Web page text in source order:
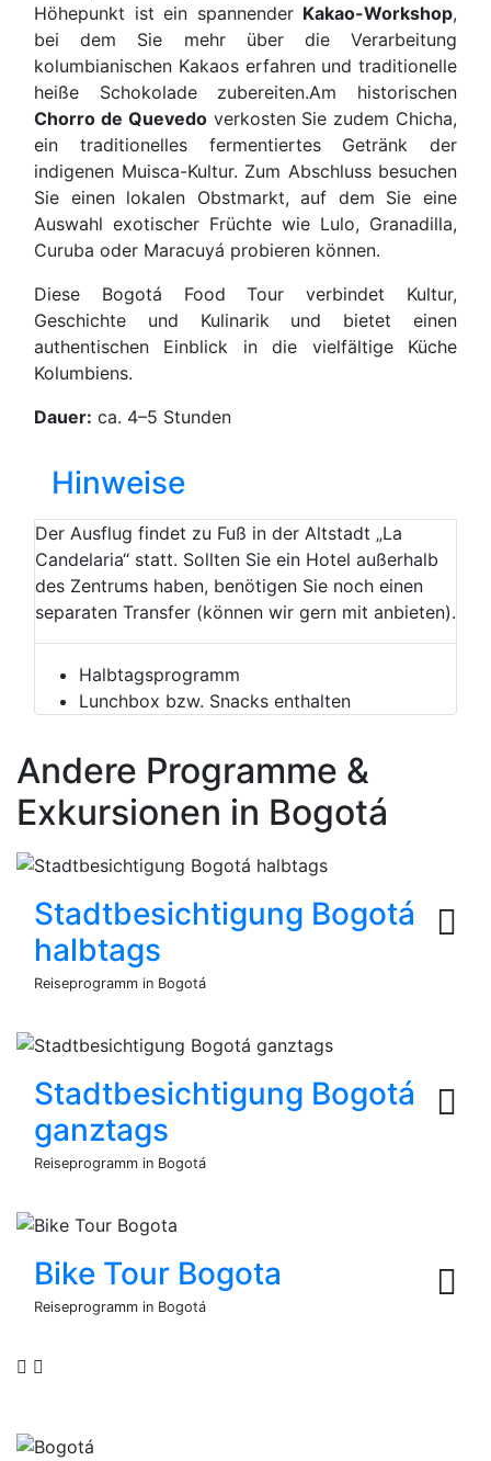
Höhepunkt ist ein spannender Kakao-Workshop,
bei dem Sie mehr über die Verarbeitung
kolumbianischen Kakaos erfahren und traditionelle
heiße Schokolade zubereiten.Am historischen
Chorro de Quevedoverkosten Sie zudem Chicha,
ein traditionelles fermentiertes Getränk der
indigenen Muisca-Kultur. Zum Abschluss besuchen
Sie einen lokalen Obstmarkt, auf dem Sie eine
Auswahl exotischer Früchte wie Lulo, Granadilla,
Curuba oder Maracuyá probieren können.
Diese Bogotá Food Tour verbindet Kultur,
Geschichte und Kulinarik und bietet einen
authentischen Einblick in die vielfältige Küche
Kolumbiens.
Dauer: ca. 4–5 Stunden
Hinweise
Der Ausflug findet zu Fuß in der Altstadt „La
Candelaria“ statt. Sollten Sie ein Hotel außerhalb
des Zentrums haben, benötigen Sie noch einen
separaten Transfer (können wir gern mit anbieten).
Halbtagsprogramm
Lunchbox bzw. Snacks enthalten
Andere Programme &
Exkursionen in Bogotá
Stadtbesichtigung Bogotá
halbtags
Reiseprogramm in Bogotá
Stadtbesichtigung Bogotá
ganztags
Reiseprogramm in Bogotá
Bike Tour Bogota
Reiseprogramm in Bogotá